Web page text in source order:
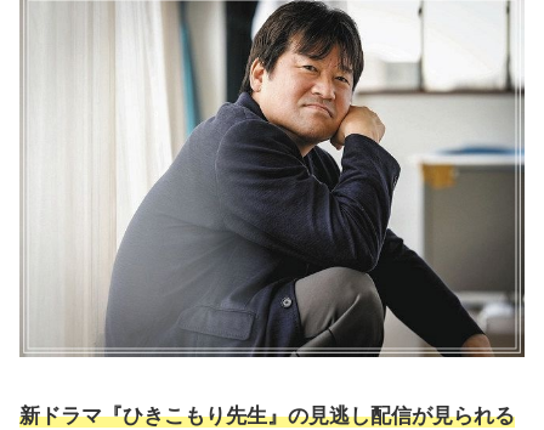
新ドラマ『ひきこもり先生』の見逃し配信が見られる